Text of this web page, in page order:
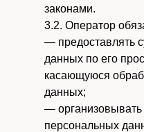
законами.
3.2. Оператор
— предоставлять
данных по его
касающуюся
данных;
— организовывать
персональных